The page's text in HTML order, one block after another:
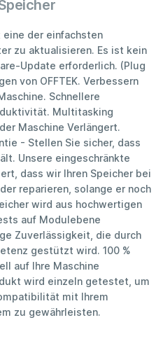
eine der einfachsten
zu aktualisieren. Es ist kein
Update erforderlich. (Plug
von OFFTEK. Verbessern
Schnellere
Multitasking
Maschine Verlängert.
- Stellen Sie sicher, dass
Unsere eingeschränkte
dass wir Ihren Speicher bei
reparieren, solange er noch
wird aus hochwertigen
auf Modulebene
Zuverlässigkeit, die durch
gestützt wird. 100 %
auf Ihre Maschine
wird einzeln getestet, um
mit Ihrem
zu gewährleisten.